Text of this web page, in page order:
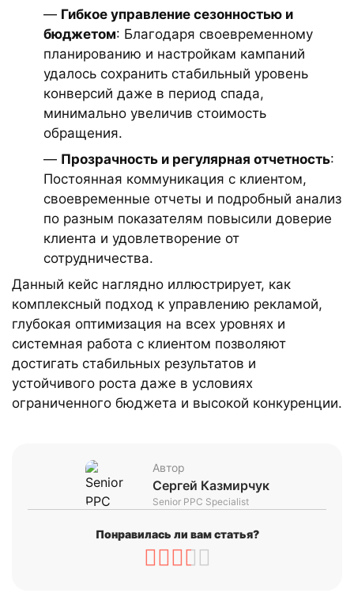
— Гибкое управление сезонностью и
бюджетом: Благодаря своевременному
планированию и настройкам кампаний
удалось сохранить стабильный уровень
конверсий даже в период спада,
минимально увеличив стоимость
обращения.
— Прозрачность и регулярная отчетность:
Постоянная коммуникация с клиентом,
своевременные отчеты и подробный анализ
по разным показателям повысили доверие
клиента и удовлетворение от
сотрудничества.
Данный кейс наглядно иллюстрирует, как
комплексный подход к управлению рекламой,
глубокая оптимизация на всех уровнях и
системная работа с клиентом позволяют
достигать стабильных результатов и
устойчивого роста даже в условиях
ограниченного бюджета и высокой конкуренции.
Автор
Сергей Казмирчук
Senior PPC Specialist
Понравилась ли вам статья?